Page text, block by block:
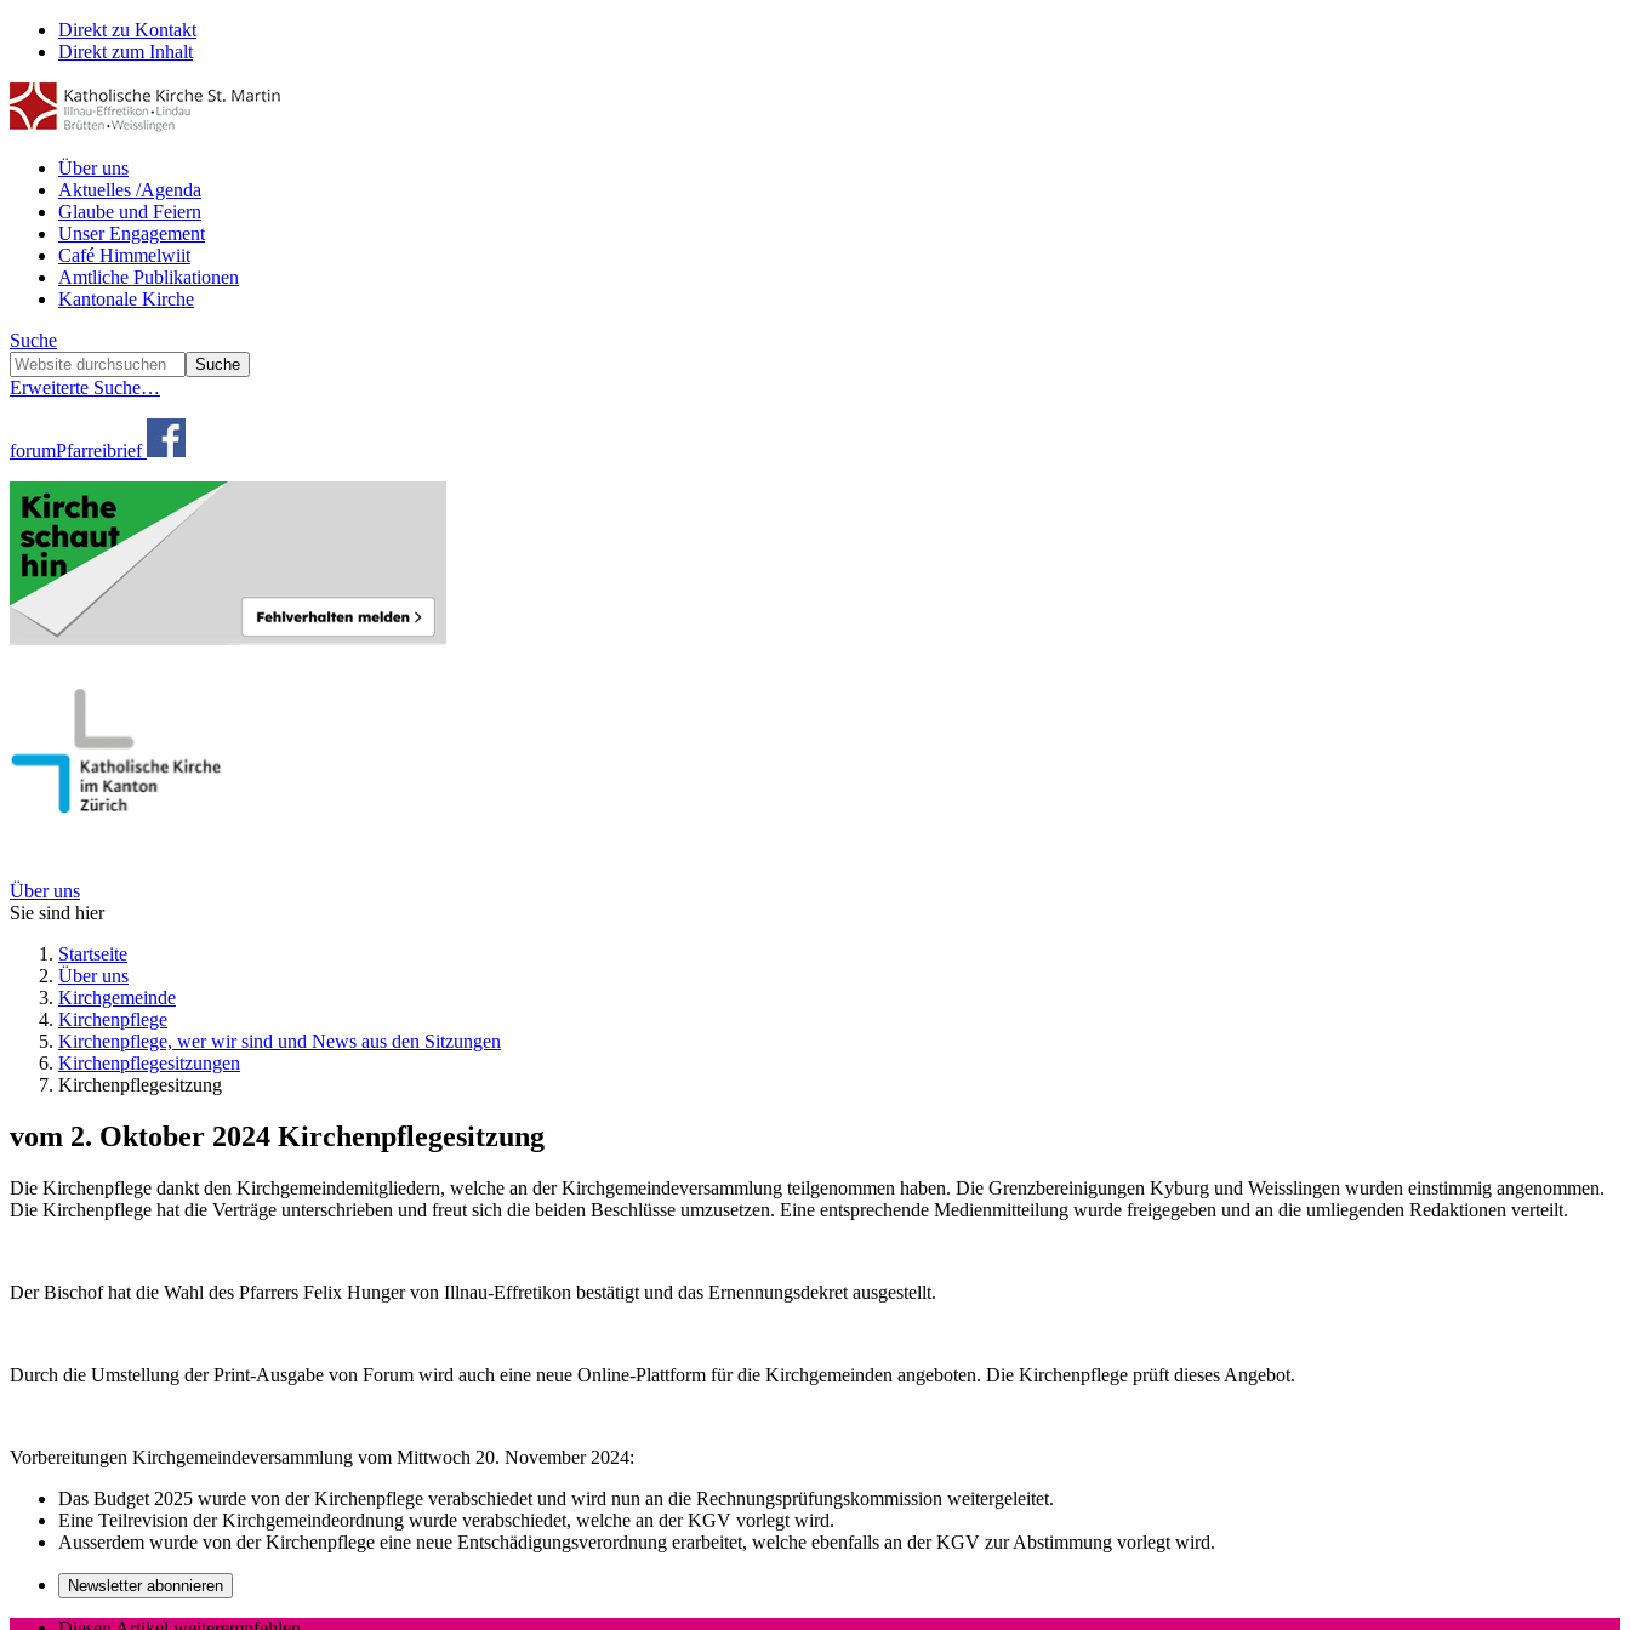
Direkt zu Kontakt
Direkt zum Inhalt
Über uns
Aktuelles /Agenda
Glaube und Feiern
Unser Engagement
Café Himmelwiit
Amtliche Publikationen
Kantonale Kirche
Suche
Erweiterte Suche…
forumPfarreibrief
Über uns
Sie sind hier
Startseite
Über uns
Kirchgemeinde
Kirchenpflege
Kirchenpflege, wer wir sind und News aus den Sitzungen
Kirchenpflegesitzungen
Kirchenpflegesitzung
vom 2. Oktober 2024 Kirchenpflegesitzung
Die Kirchenpflege dankt den Kirchgemeindemitgliedern, welche an der Kirchgemeindeversammlung teilgenommen haben. Die Grenzbereinigungen Kyburg und Weisslingen wurden einstimmig angenommen.
Die Kirchenpflege hat die Verträge unterschrieben und freut sich die beiden Beschlüsse umzusetzen. Eine entsprechende Medienmitteilung wurde freigegeben und an die umliegenden Redaktionen verteilt.
Der Bischof hat die Wahl des Pfarrers Felix Hunger von Illnau-Effretikon bestätigt und das Ernennungsdekret ausgestellt.
Durch die Umstellung der Print-Ausgabe von Forum wird auch eine neue Online-Plattform für die Kirchgemeinden angeboten. Die Kirchenpflege prüft dieses Angebot.
Vorbereitungen Kirchgemeindeversammlung vom Mittwoch 20. November 2024:
Das Budget 2025 wurde von der Kirchenpflege verabschiedet und wird nun an die Rechnungsprüfungskommission weitergeleitet.
Eine Teilrevision der Kirchgemeindeordnung wurde verabschiedet, welche an der KGV vorlegt wird.
Ausserdem wurde von der Kirchenpflege eine neue Entschädigungsverordnung erarbeitet, welche ebenfalls an der KGV zur Abstimmung vorlegt wird.
Newsletter abonnieren